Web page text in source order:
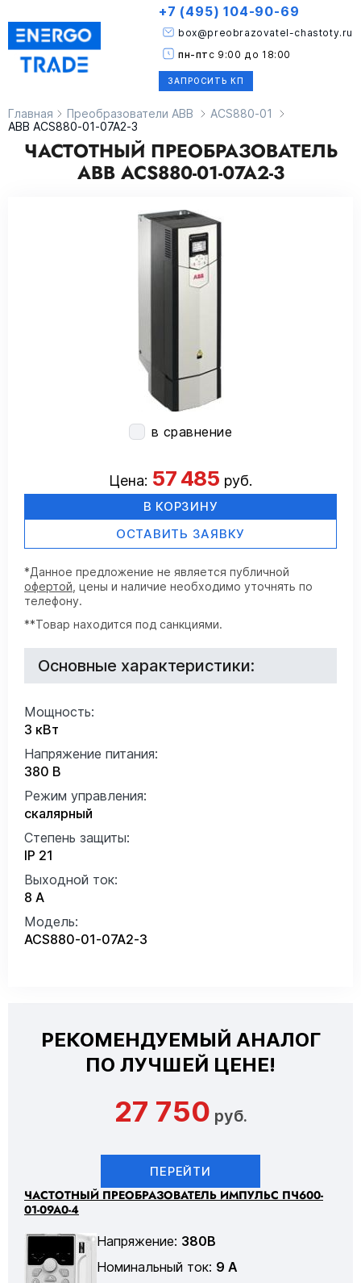
ЗАПРОСИТЬ КП
box@preobrazovatel-chastoty.ru
+7 (495) 104-90-69
пн-пт с 9:00 до 18:00
Главная Преобразователи ABB
ACS880-01
ABB ACS880-01-07A2-3
ЧАСТОТНЫЙ ПРЕОБРАЗОВАТЕЛЬ
ABB ACS880-01-07A2-3
в сравнение
Цена: 57 485 руб.
В КОРЗИНУ
ОСТАВИТЬ ЗАЯВКУ
*Данное предложение не является публичной
офертой , цены и наличие необходимо уточнять по
телефону.
**Товар находится под санкциями.
Основные характеристики:
Мощность:
3 кВт
Напряжение питания:
380 В
Режим управления:
скалярный
Степень защиты:
IP 21
Выходной ток:
8 А
Модель:
ACS880-01-07A2-3
РЕКОМЕНДУЕМЫЙ АНАЛОГ
ПО ЛУЧШЕЙ ЦЕНЕ!
27 750 руб.
ПЕРЕЙТИ
ЧАСТОТНЫЙ ПРЕОБРАЗОВАТЕЛЬ ИМПУЛЬС ПЧ600-
01-09А0-4
Напряжение: 380В
Номинальный ток: 9 А